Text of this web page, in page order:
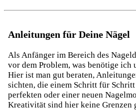
Anleitungen für Deine Nägel
Als Anfänger im Bereich des
vor dem Problem, was benötige ich
Hier ist man gut beraten,
sichten, die einem Schritt für
perfekten oder einer neuen
Kreativität sind hier keine Grenzen